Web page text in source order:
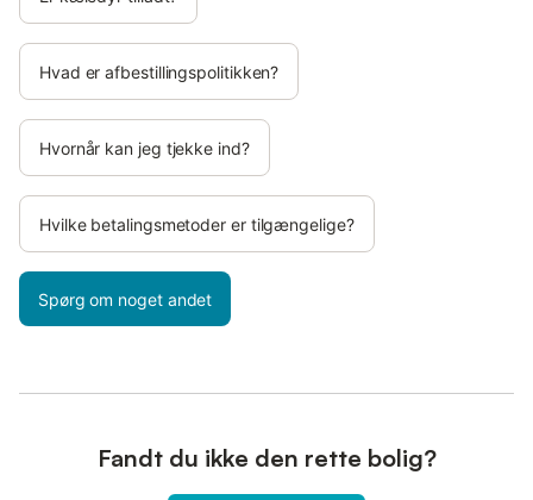
Hvad er afbestillingspolitikken?
Hvornår kan jeg tjekke ind?
Hvilke betalingsmetoder er tilgængelige?
Spørg om noget andet
Fandt du ikke den rette bolig?